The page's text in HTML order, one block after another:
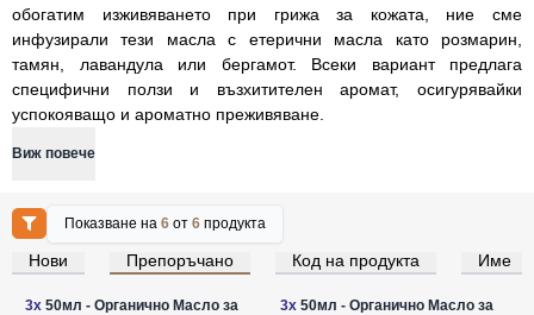
обогатим изживяването при грижа за кожата, ние сме
инфузирали тези масла с етерични масла като розмарин,
тамян, лавандула или бергамот. Всеки вариант предлага
специфични ползи и възхитителен аромат, осигурявайки
успокояващо и ароматно преживяване.
Виж повече
Показване на6 от6 продукта
Нови Препоръчано Код на продукта Име
Влезте за цени на едро
3x50мл - Органично Масло за
Влезте за цени на едро
3x50мл - Органично Масло за